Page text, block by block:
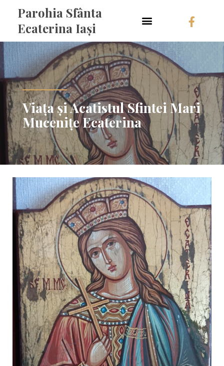
Parohia Sfânta
Ecaterina Iași
Viața și Acatistul Sfintei Mari
Mucenițe Ecaterina